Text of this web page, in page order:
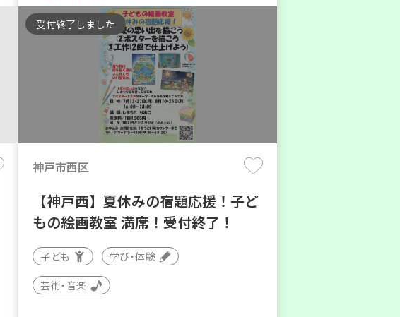
受付終了しました
神戸市西区
【神戸西】夏休みの宿題応援！子ど
もの絵画教室 満席！受付終了！
子ども 学び・体験
芸術・音楽